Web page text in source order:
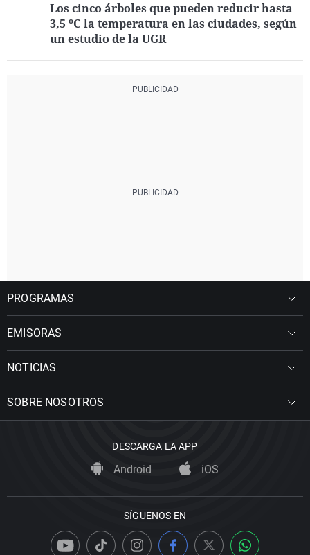
Los cinco árboles que pueden reducir hasta
3,5 ºC la temperatura en las ciudades, según
un estudio de la UGR
PROGRAMAS
EMISORAS
NOTICIAS
SOBRE NOSOTROS
DESCARGA LA APP
Android iOS
SÍGUENOS EN